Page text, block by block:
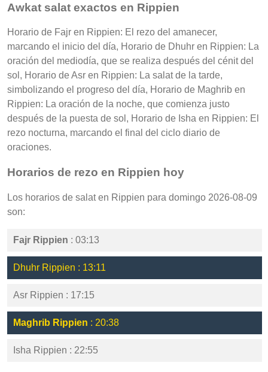
Awkat salat exactos en Rippien
Horario de Fajr en Rippien: El rezo del amanecer,
marcando el inicio del día, Horario de Dhuhr en Rippien: La
oración del mediodía, que se realiza después del cénit del
sol, Horario de Asr en Rippien: La salat de la tarde,
simbolizando el progreso del día, Horario de Maghrib en
Rippien: La oración de la noche, que comienza justo
después de la puesta de sol, Horario de Isha en Rippien: El
rezo nocturna, marcando el final del ciclo diario de
oraciones.
Horarios de rezo en Rippien hoy
Los horarios de salat en Rippien para domingo 2026-08-09
son:
Fajr Rippien : 03:13
Dhuhr Rippien : 13:11
Asr Rippien : 17:15
Maghrib Rippien : 20:38
Isha Rippien : 22:55